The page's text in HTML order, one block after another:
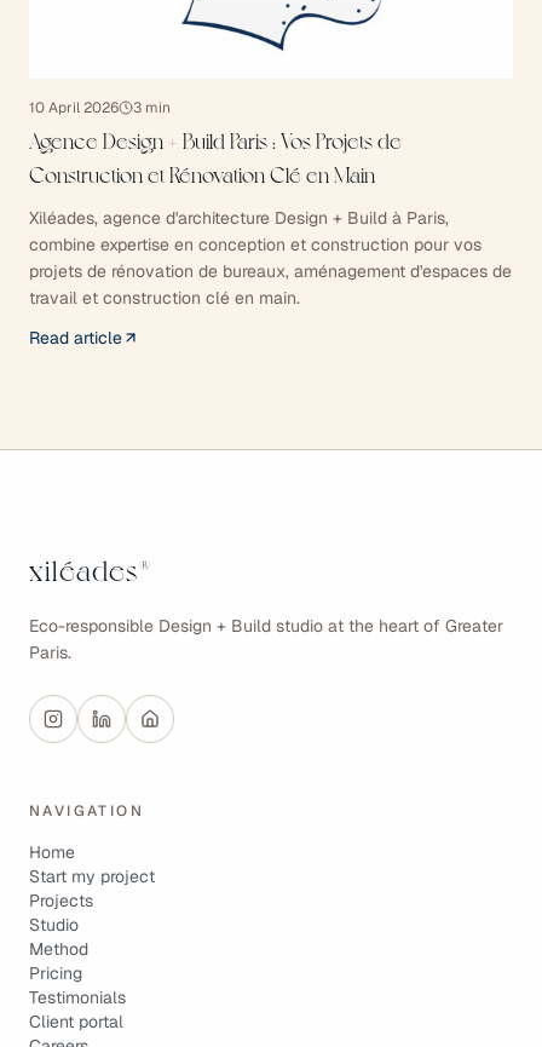
10 April 2026 3 min
Agence Design + Build Paris : Vos Projets de
Construction et Rénovation Clé en Main
Xiléades, agence d'architecture Design + Build à Paris,
combine expertise en conception et construction pour vos
projets de rénovation de bureaux, aménagement d'espaces de
travail et construction clé en main.
Read article
xiléades ®
Eco-responsible Design + Build studio at the heart of Greater
Paris.
NAVIGATION
Home
Start my project
Projects
Studio
Method
Pricing
Testimonials
Client portal